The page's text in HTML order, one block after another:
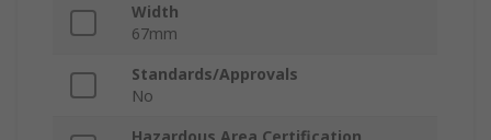
Width
67mm
Standards/Approvals
No